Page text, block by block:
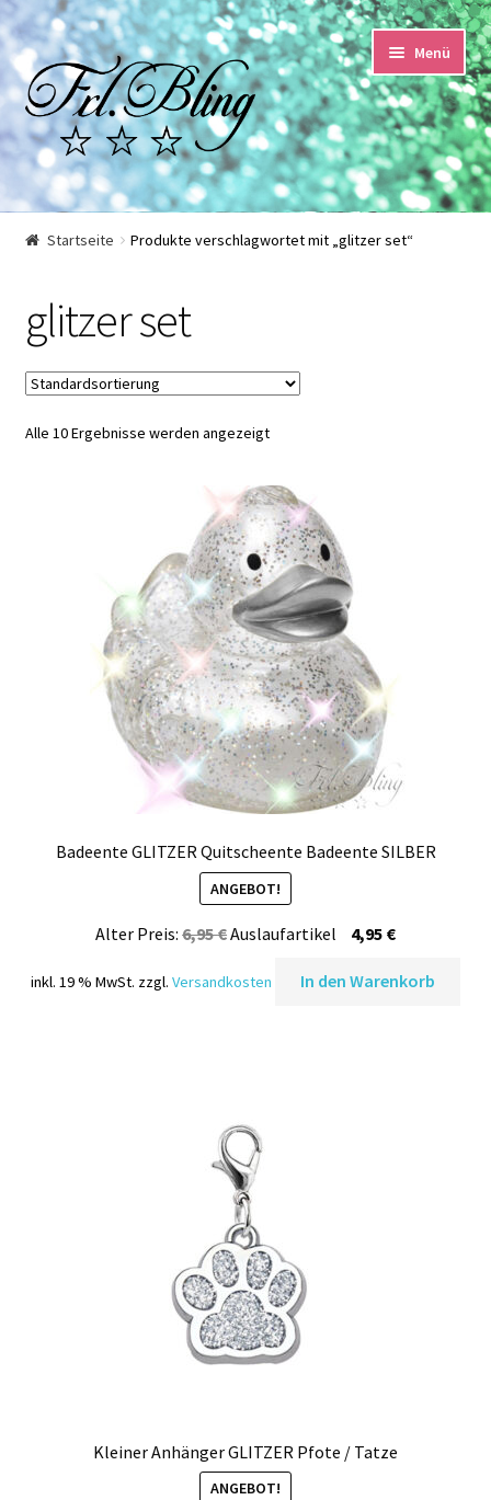
Zur
Navigation
springen
Springe
zum
Inhalt
Menü
Start
Datenschutzerklärung
Echtheit von Bewertungen
Impressum
Produktinfos
Versandbedingungen
Vertrag widerrufen
Widerrufsbelehrung / Muster-Widerrufsformular
Zahlungsbedingungen
Startseite Produkte verschlagwortet mit „glitzer set“
glitzer set
Alle 10 Ergebnisse werden angezeigt
Badeente GLITZER Quitscheente Badeente SILBER
ANGEBOT!
Alter Preis: 6,95€Ursprünglicher
war:
Auslaufartikel 4,95 €Aktueller
ist:
inkl. 19 % MwSt. zzgl.Versandkosten In den Warenkorb
Kleiner Anhänger GLITZER Pfote / Tatze
ANGEBOT!